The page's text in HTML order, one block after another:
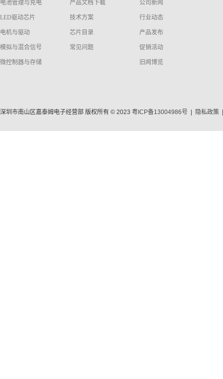
电池管理与充电
LED驱动芯片
电机与驱动
模拟与混合信号
微控制器与存储
产品文档下载
技术方案
芯片目录
常见问题
公司新闻
行业动态
产品发布
促销活动
旧闻博览
深圳市南山区嘉泰姆电子经营部 版权所有 © 2023 粤ICP备13004986号 隐私政策